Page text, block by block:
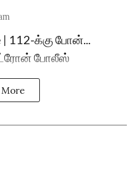
| 112-க்கு போன்...
ட்ரோன் போலீஸ்
More